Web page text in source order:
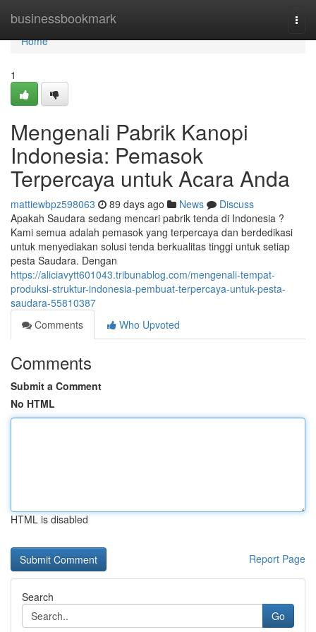
businessbookmark
Home
Home
1
Mengenali Pabrik Kanopi
Indonesia: Pemasok
Terpercaya untuk Acara Anda
mattiewbpz598063 89 days ago News
Discuss
Apakah Saudara sedang mencari pabrik tenda di Indonesia ?
Kami semua adalah pemasok yang terpercaya dan berdedikasi
untuk menyediakan solusi tenda berkualitas tinggi untuk setiap
pesta Saudara. Dengan
https://aliciavytt601043.tribunablog.com/mengenali-tempat-
produksi-struktur-indonesia-pembuat-terpercaya-untuk-pesta-
saudara-55810387
Comments
Who Upvoted
Comments
Submit a Comment
No HTML
HTML is disabled
Report Page
Search
Go